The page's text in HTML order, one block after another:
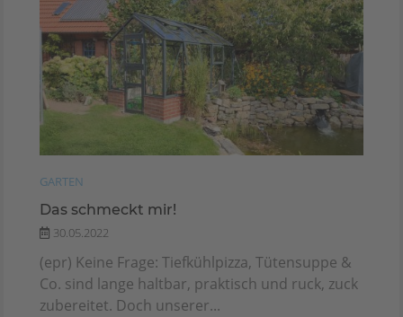
GARTEN
Das schmeckt mir!
30.05.2022
(epr) Keine Frage: Tiefkühlpizza, Tütensuppe &
Co. sind lange haltbar, praktisch und ruck, zuck
zubereitet. Doch unserer...